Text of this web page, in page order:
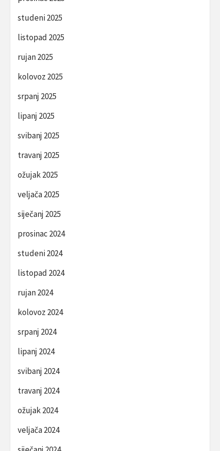
studeni 2025
listopad 2025
rujan 2025
kolovoz 2025
srpanj 2025
lipanj 2025
svibanj 2025
travanj 2025
ožujak 2025
veljača 2025
siječanj 2025
prosinac 2024
studeni 2024
listopad 2024
rujan 2024
kolovoz 2024
srpanj 2024
lipanj 2024
svibanj 2024
travanj 2024
ožujak 2024
veljača 2024